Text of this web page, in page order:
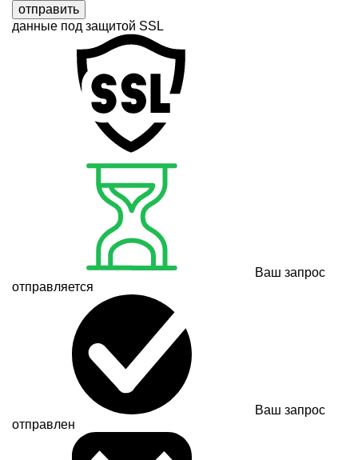
отправить
данные под защитой SSL
Ваш запрос
отправляется
Ваш запрос
отправлен